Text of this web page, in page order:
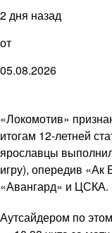
2 дня назад
от
05.08.2026
«Локомотив»
итогам 12-летней
ярославцы
игру), опередив
«Авангард» и ЦСКА.
Аутсайдером по